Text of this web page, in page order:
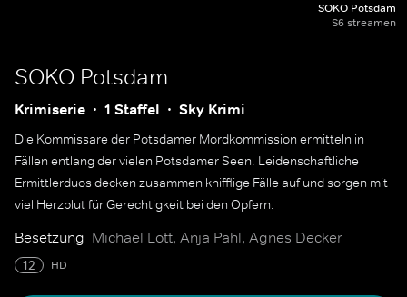
SOKO Potsdam
S6 streamen
SOKO Potsdam
Krimiserie 1 Staffel Sky Krimi
Die Kommissare der Potsdamer Mordkommission ermitteln in
Fällen entlang der vielen Potsdamer Seen. Leidenschaftliche
Ermittlerduos decken zusammen knifflige Fälle auf und sorgen mit
viel Herzblut für Gerechtigkeit bei den Opfern.
Besetzung Michael Lott, Anja Pahl, Agnes Decker
12 HD